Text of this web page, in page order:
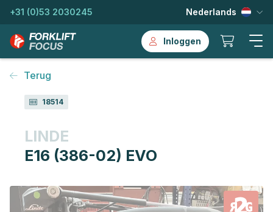
+31 (0)53 2030245 Nederlands
Inloggen
Terug
18514
LINDE
E16 (386-02) EVO